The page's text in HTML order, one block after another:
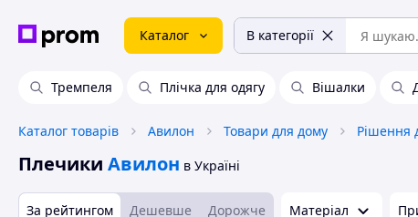
Каталог В категорії
Тремпеля Плічка для одягу Вішалки
Каталог товарів Авилон Товари для дому Рішення
Плечики Авилон в Україні
За рейтингом Дешевше Дорожче Матеріал